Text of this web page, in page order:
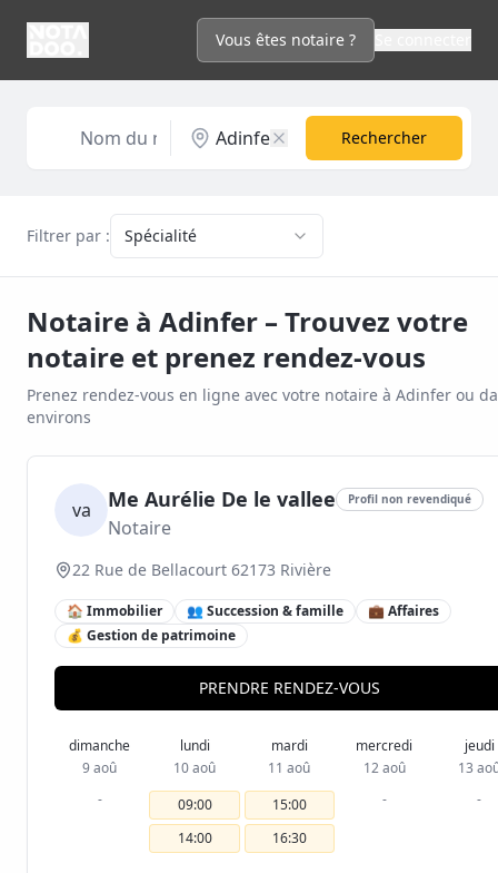
Vous êtes notaire ?
Rechercher
Filtrer par : Spécialité
Notaire à Adinfer – Trouvez votre
notaire et prenez rendez-vous
Prenez rendez-vous en ligne avec votre notaire à Adinfer ou
environs
va Me Aurélie De le vallee Profil non revendiqué
Notaire
22 Rue de Bellacourt 62173 Rivière
🏠 Immobilier 👥 Succession & famille
💼 Affaires
💰 Gestion de patrimoine
PRENDRE RENDEZ-VOUS
dimanche
9 aoû
-
lundi
10 aoû
09:00
14:00
mardi
11 aoû
15:00
16:30
mercredi
12 aoû
-
jeudi
13
-